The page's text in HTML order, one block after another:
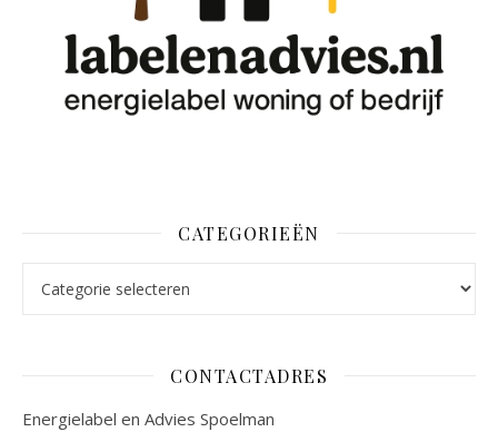
CATEGORIEËN
CONTACTADRES
Energielabel en Advies Spoelman